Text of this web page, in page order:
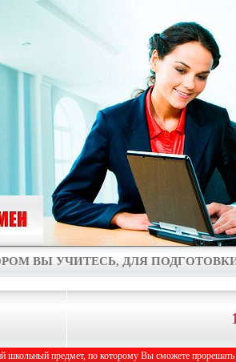
ВЫ УЧИТЕСЬ, ДЛЯ
предмет, по которому Вы сможете прорешать